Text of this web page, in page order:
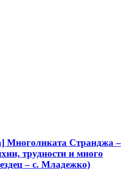
Многоликата Странджа –
трудности и много
– с. Младежко)